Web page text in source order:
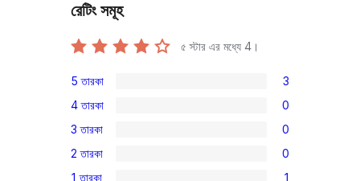
রেটিং সমূহ
৫ স্টার এর মধ্যে 4 ।
3টি
5-
স্টার
রিভিউ
5 তারকা 3
0টি
4-
স্টার
রিভিউ
4 তারকা 0
0টি
3-
3 তারকা 0
0টি
2 তারকা 0
1 তারকা 1